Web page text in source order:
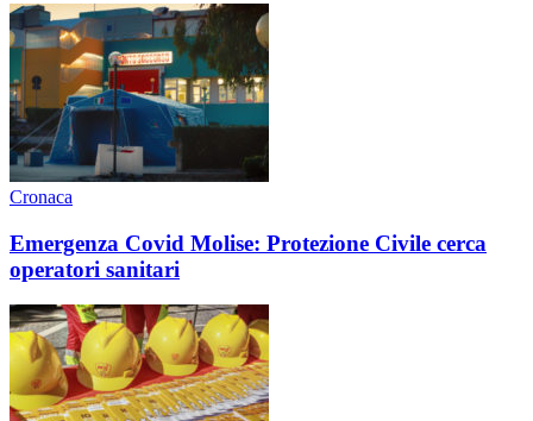
Cronaca
Emergenza Covid Molise: Protezione Civile cerca
operatori sanitari